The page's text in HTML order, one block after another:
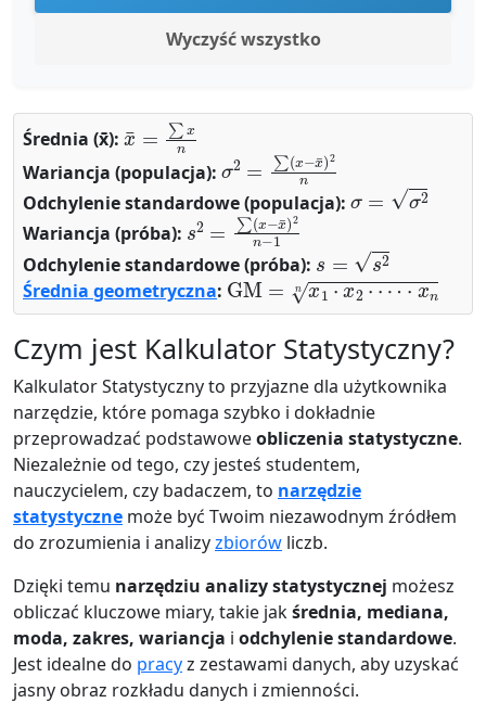
Wyczyść wszystko
Średnia (x̄):
x¯=∑xn
Wariancja (populacja):
σ2 (x−x¯)2
Odchylenie standardowe (populacja):
Wariancja (próba):
s2=∑(x−x¯)2n−1
Odchylenie standardowe (próba):
Średnia geometryczna:
GM=x1⋅x2⋅⋯⋅xnn
Czym jest Kalkulator Statystyczny?
Kalkulator Statystyczny to przyjazne dla użytkownika
narzędzie, które pomaga szybko i dokładnie
przeprowadzać podstawoweobliczenia statystyczne.
Niezależnie od tego, czy jesteś studentem,
nauczycielem, czy badaczem, to narzędzie
statystyczne może być Twoim niezawodnym źródłem
do zrozumienia i analizyzbiorów liczb.
Dzięki temu narzędziu analizy statystycznej możesz
obliczać kluczowe miary, takie jakśrednia, mediana,
moda, zakres, wariancja i odchylenie standardowe.
Jest idealne do pracyz zestawami danych, aby uzyskać
jasny obraz rozkładu danych i zmienności.